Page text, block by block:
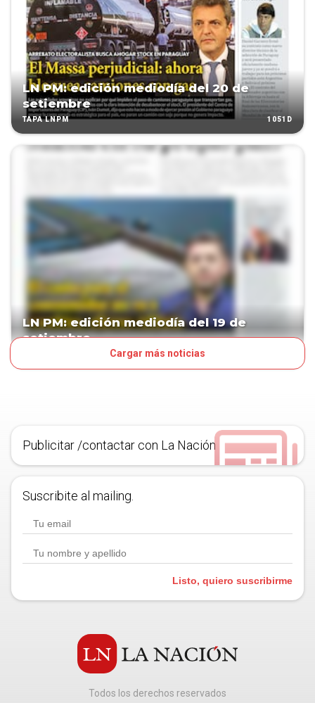
LN PM: edición mediodía del 20 de
setiembre
TAPA LNPM 1051D
LN PM: edición mediodía del 19 de
setiembre
Cargar más noticias
Publicitar /contactar con La Nación
Suscribite al mailing.
Listo, quiero suscribirme
Todos los derechos reservados